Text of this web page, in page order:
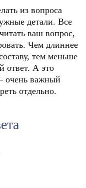
из вопроса
детали. Все
ваш вопрос,
Чем длиннее
тем меньше
ответ. А это
очень важный
отдельно.